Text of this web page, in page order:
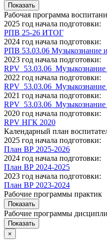
Показать
Рабочая программа
2025 год начала подготовки:
РПВ 25-26 ИТОГ
2024 год начала подготовки:
РПВ 53.03.06
2023 год начала подготовки:
2022 год начала подготовки:
2021 год начала подготовки:
2020 год начала подготовки:
RPV НГК 2020
Календарный план
2025 год начала подготовки:
План ВР 2025-2026
2024 год начала подготовки:
План ВР 2024-2025
2023 год начала подготовки:
План ВР 2023-2024
Рабочие программы практик
Показать
Рабочие программы
Показать
×